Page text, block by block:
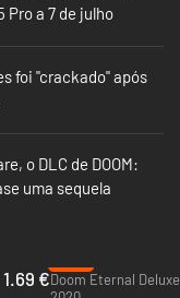
Pro a 7 de julho
foi "crackado" após
o DLC de DOOM:
uma sequela
1.69 €Doom Eternal